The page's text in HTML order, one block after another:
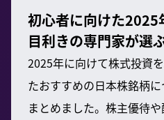
初心者に向けた2025
目利きの専門家が選
2025年に向けて株式投資
たおすすめの日本株銘柄
まとめました。株主優待や